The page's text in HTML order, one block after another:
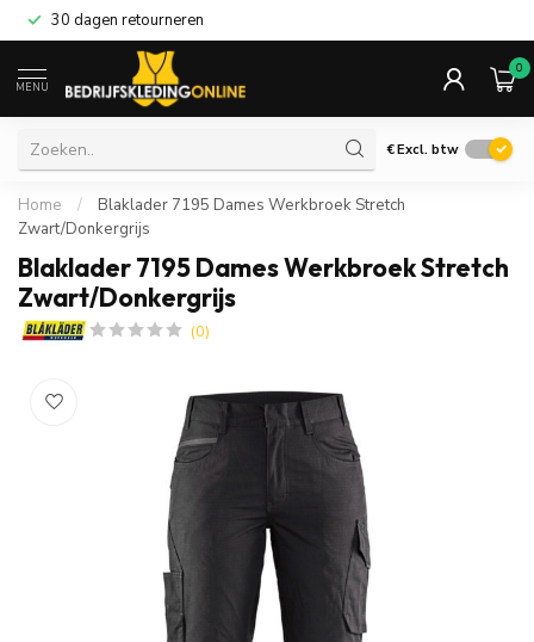
30 dagen retourneren
MENU
0
€Excl. btw
Home /
Blaklader 7195 Dames Werkbroek Stretch
Zwart/Donkergrijs
Blaklader 7195 Dames Werkbroek Stretch
Zwart/Donkergrijs
(0)